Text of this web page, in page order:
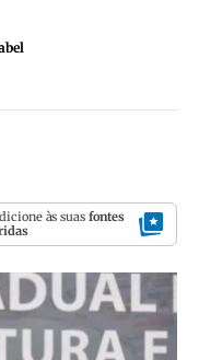
às suas fontes